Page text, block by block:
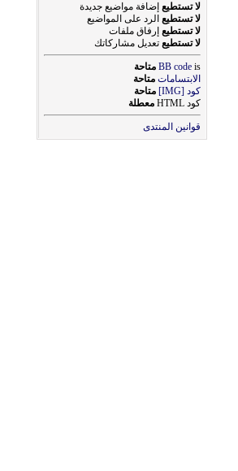
لا تستطيع إضافة مواضيع جديدة
لا تستطيع الرد على المواضيع
لا تستطيع إرفاق ملفات
لا تستطيع تعديل مشاركاتك
BB code is
متاحة
الابتسامات متاحة
كود [IMG]
متاحة
كود HTML
معطلة
قوانين المنتدى